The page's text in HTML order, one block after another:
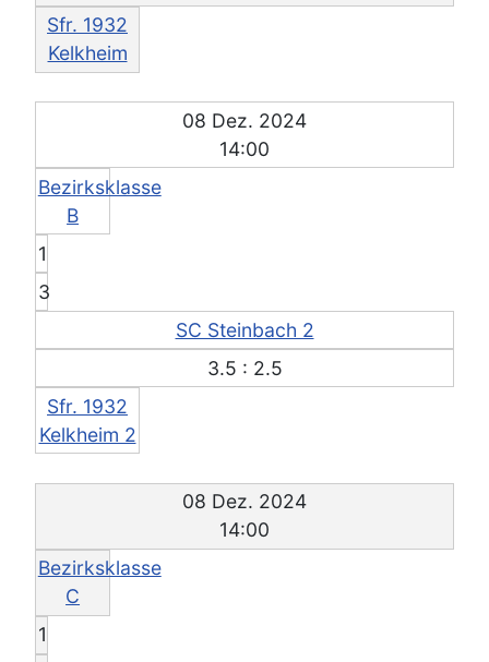
Sfr. 1932
Kelkheim
08 Dez. 2024
14:00
Bezirksklasse
B
1
3
SC Steinbach 2
3.5 : 2.5
Sfr. 1932
Kelkheim 2
08 Dez. 2024
14:00
Bezirksklasse
C
1